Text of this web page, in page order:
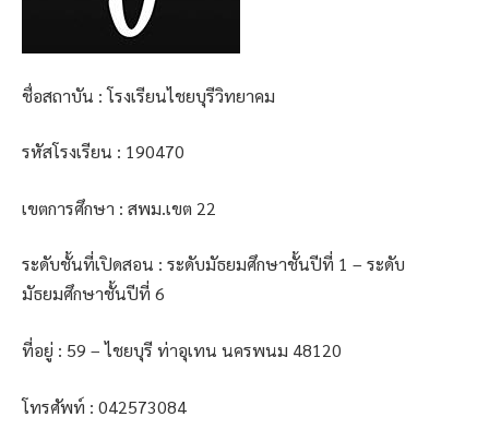
ชื่อสถาบัน : โรงเรียนไชยบุรีวิทยาคม
รหัสโรงเรียน : 190470
เขตการศึกษา : สพม.เขต 22
ระดับชั้นที่เปิดสอน : ระดับมัธยมศึกษาชั้นปีที่ 1 – ระดับ
มัธยมศึกษาชั้นปีที่ 6
ที่อยู่ : 59 – ไชยบุรี ท่าอุเทน นครพนม 48120
โทรศัพท์ : 042573084